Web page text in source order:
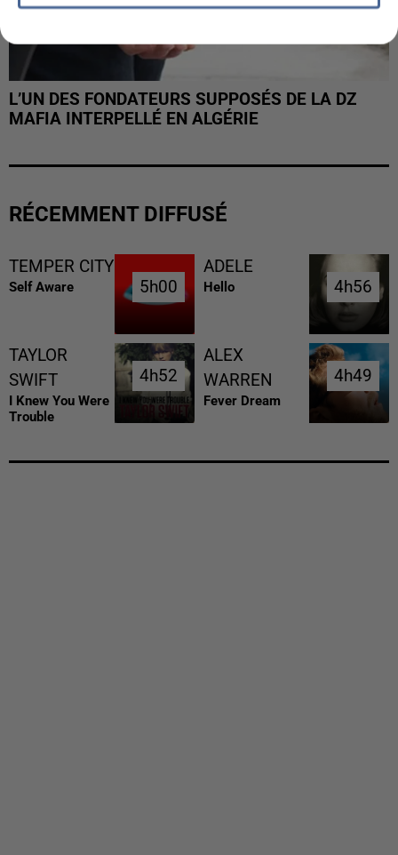
L’UN DES FONDATEURS SUPPOSÉS DE LA DZ
MAFIA INTERPELLÉ EN ALGÉRIE
RÉCEMMENT DIFFUSÉ
TEMPER CITY
Self Aware 5h00
5h00
ADELE
Hello 4h56
4h56
TAYLOR
SWIFT
I Knew You Were
Trouble
4h52
4h52
ALEX
WARREN
Fever Dream
4h49
4h49